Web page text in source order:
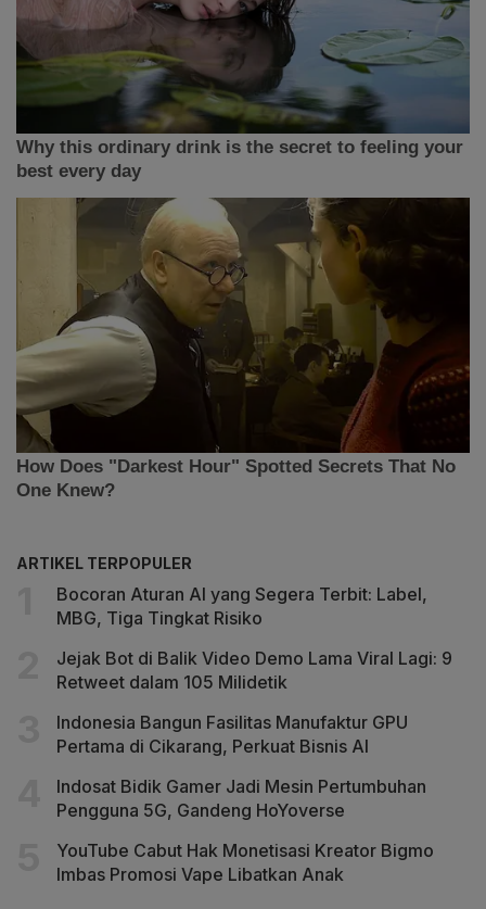
ARTIKEL TERPOPULER
Bocoran Aturan AI yang Segera Terbit: Label,
MBG, Tiga Tingkat Risiko
Jejak Bot di Balik Video Demo Lama Viral Lagi: 9
Retweet dalam 105 Milidetik
Indonesia Bangun Fasilitas Manufaktur GPU
Pertama di Cikarang, Perkuat Bisnis AI
Indosat Bidik Gamer Jadi Mesin Pertumbuhan
Pengguna 5G, Gandeng HoYoverse
YouTube Cabut Hak Monetisasi Kreator Bigmo
Imbas Promosi Vape Libatkan Anak